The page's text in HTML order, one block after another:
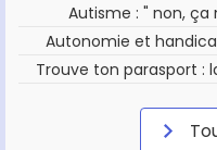
Autisme : " non, ça
Autonomie et
Trouve ton parasport :